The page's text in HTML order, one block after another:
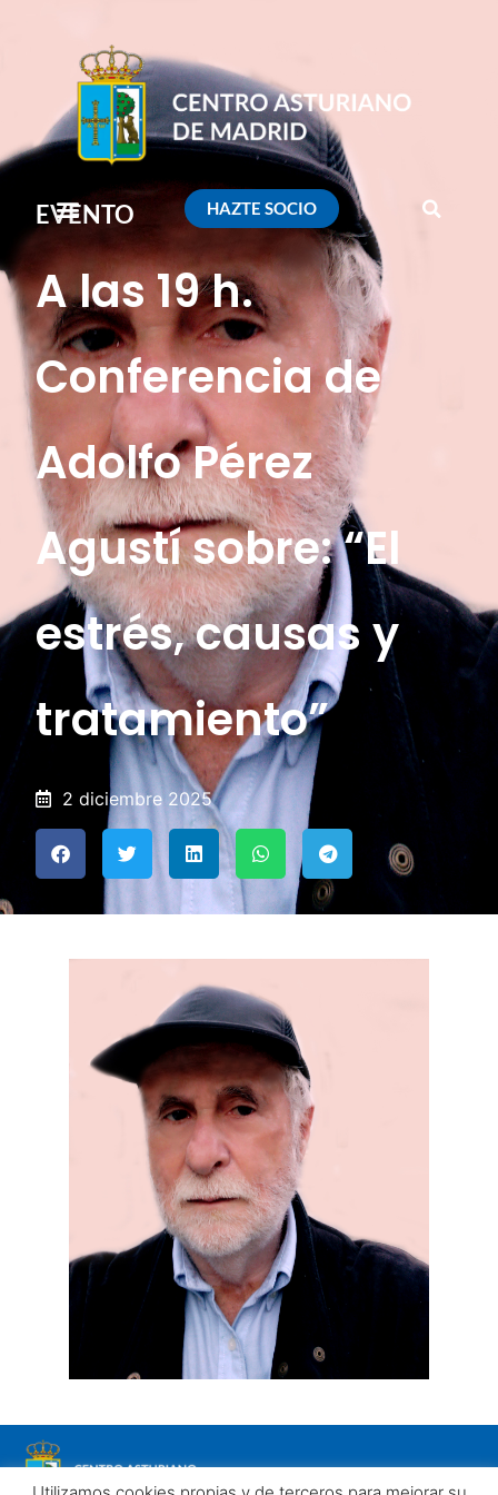
HAZTE SOCIO
EVENTO
A las 19 h.
Conferencia de
Adolfo Pérez
Agustí sobre: “El
estrés, causas y
tratamiento”
2 diciembre 2025